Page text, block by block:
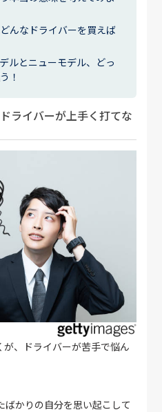
んなドライバーを買えば
ルとニューモデル、どっ
！
ライバーが上手く打てな
、ドライバーが苦手で悩ん
かりの自分を思い起こして